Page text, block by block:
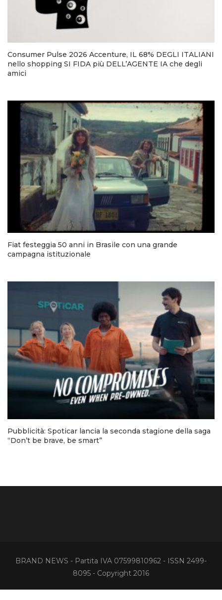
Consumer Pulse 2026 Accenture, IL 68% DEGLI ITALIANI
nello shopping SI FIDA più DELL’AGENTE IA che degli
amici
Fiat festeggia 50 anni in Brasile con una grande
campagna istituzionale
Pubblicità: Spoticar lancia la seconda stagione della saga
“Don’t be brave, be smart”
BRAND NEWS - Partita IVA 07599810962 - ISSN 2499-
8095 - Copyright 2016